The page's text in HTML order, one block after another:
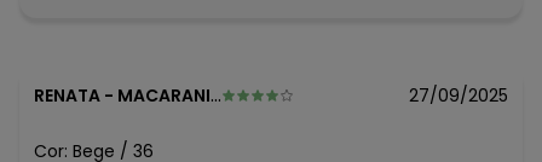
RENATA - MACARANI - BA 27/09/2025
Cor: Bege / 36